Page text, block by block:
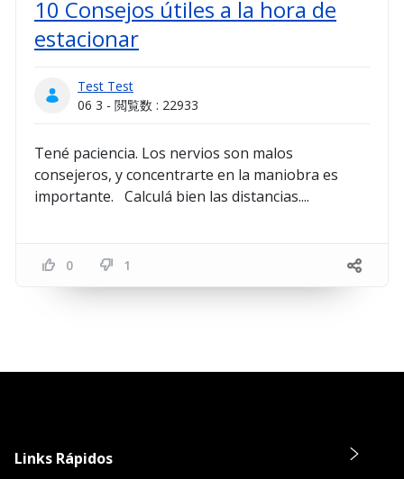
10 Consejos útiles a la hora de
estacionar
Test Test
06 3 - 閲覧数 : 22933
Tené paciencia. Los nervios son malos
consejeros, y concentrarte en la maniobra es
importante. Calculá bien las distancias....
0 1
Links Rápidos